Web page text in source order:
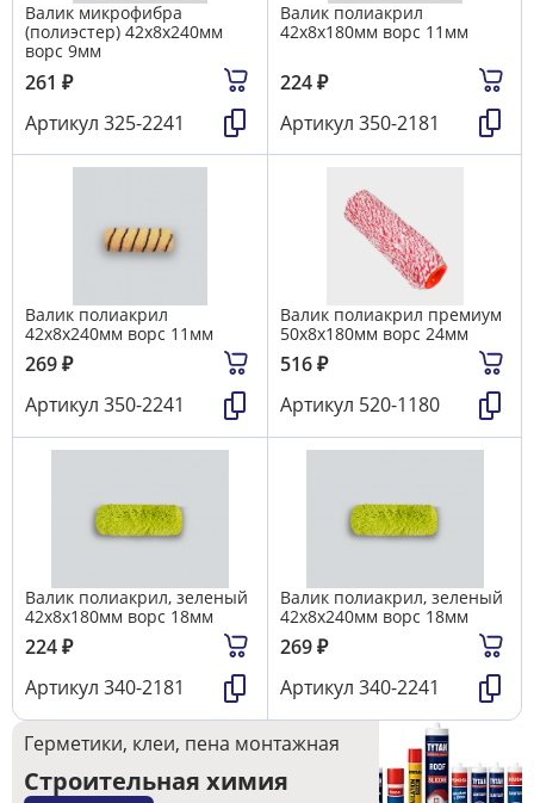
Валик микрофибра
(полиэстер) 42х8х240мм
ворс 9мм
261 ₽
Артикул 325-2241
Валик полиакрил
42х8х180мм ворс 11мм
224₽
Артикул 350-2181
Валик полиакрил
42х8х240мм ворс 11мм
269₽
Артикул 350-2241
Валик полиакрил премиум
50х8х180мм ворс 24мм
516₽
Артикул 520-1180
Валик полиакрил, зеленый
42х8х180мм ворс 18мм
224₽
Артикул 340-2181
Валик полиакрил, зеленый
42х8х240мм ворс 18мм
269₽
Артикул 340-2241
Герметики, клеи, пена монтажная
Строительная химия